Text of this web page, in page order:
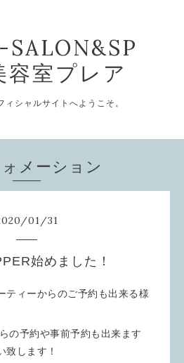
室プレア
ィシャルサイトへようこそ。
メーション
/01/31
始めました！
ティーからのご予約も出来る様
の予約や事前予約も出来ます
致します！